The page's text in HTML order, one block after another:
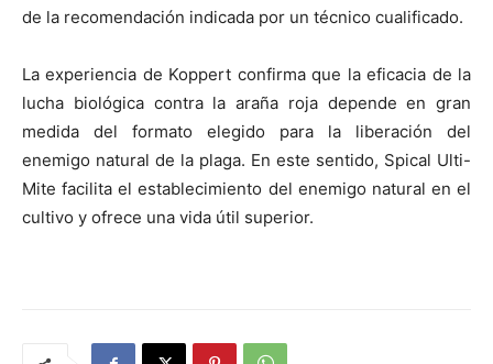
de la recomendación indicada por un técnico cualificado.
La experiencia de Koppert confirma que la eficacia de la
lucha biológica contra la araña roja depende en gran
medida del formato elegido para la liberación del
enemigo natural de la plaga. En este sentido, Spical Ulti-
Mite facilita el establecimiento del enemigo natural en el
cultivo y ofrece una vida útil superior.